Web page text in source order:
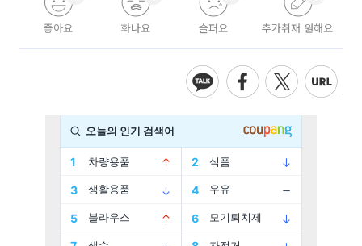
좋아요 화나요 슬퍼요 추가취재 원해요